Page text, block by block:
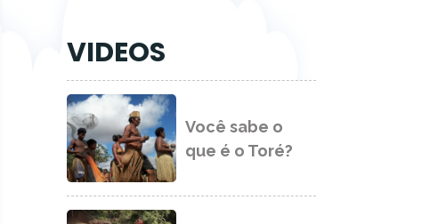
VIDEOS
Você sabe o
que é o Toré?